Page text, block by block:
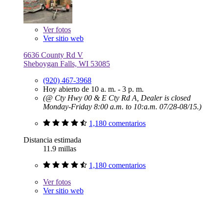
Verfotos
Ver sitio web
6636 County Rd V
Sheboygan Falls, WI 53085
(920) 467-3968
Hoy abierto de 10 a. m. - 3 p. m.
(@ Cty Hwy 00 & E Cty Rd A, Dealer is closed
Monday-Friday 8:00 a.m. to 10:a.m. 07/28-08/15.)
1,180 comentarios
Distancia estimada
11.9 millas
1,180 comentarios
Verfotos
Ver sitio web